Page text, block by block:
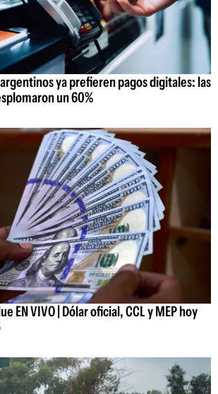
ya prefieren pagos digitales: las
un 60%
EN VIVO | Dólar oficial, CCL y MEP hoy